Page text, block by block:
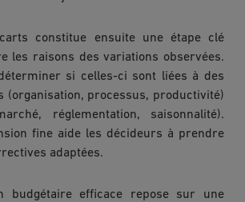
constitue ensuite une étape clé
les raisons des variations observées.
si celles-ci sont liées à des
(organisation, processus, productivité)
réglementation, saisonnalité).
fine aide les décideurs à prendre
adaptées.
budgétaire efficace repose sur une